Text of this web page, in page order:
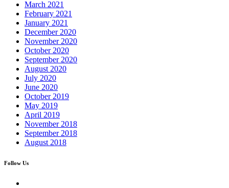
March 2021
February 2021
January 2021
December 2020
November 2020
October 2020
September 2020
August 2020
July 2020
June 2020
October 2019
May 2019
April 2019
November 2018
September 2018
August 2018
Follow Us